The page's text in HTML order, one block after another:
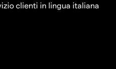
clienti in lingua italiana